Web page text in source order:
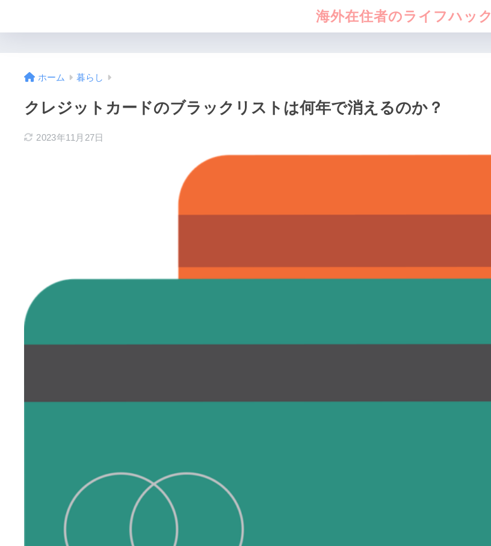
海外在住者のライフハック
ホーム 暮らし
クレジットカードのブラックリストは何年で消えるのか？
2023年11月27日